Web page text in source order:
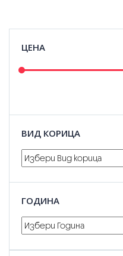
ЦЕНА
ВИД КОРИЦА
ГОДИНА